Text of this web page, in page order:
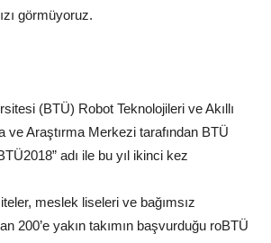
görmüyoruz.
(BTÜ) Robot Teknolojileri ve Akıllı
ve Araştırma Merkezi tarafından BTÜ
adı ile bu yıl ikinci kez
meslek liseleri ve bağımsız
200’e yakın takımın başvurduğu roBTÜ